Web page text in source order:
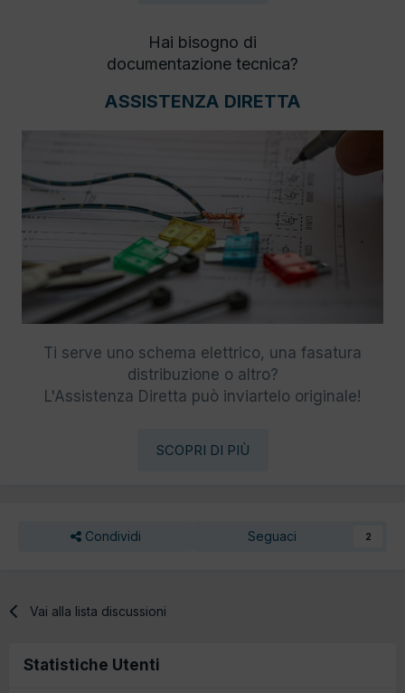
Hai bisogno di
documentazione tecnica?
ASSISTENZA DIRETTA
Ti serve uno schema elettrico, una fasatura
distribuzione o altro?
L'Assistenza Diretta può inviartelo originale!
SCOPRI DI PIÙ
Condividi Seguaci 2
Vai alla lista discussioni
Statistiche Utenti